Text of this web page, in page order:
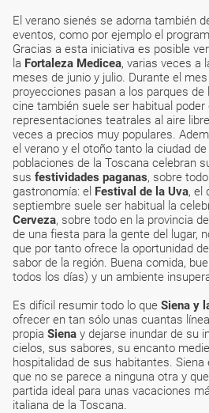
El verano sienés se adorna también
eventos, como por ejemplo el
Gracias a esta iniciativa es posible
la Fortaleza Medicea, varias veces a
meses de junio y julio. Durante el
proyecciones pasan a los parques de
cine también suele ser habitual
representaciones teatrales al aire
veces a precios muy populares.
el verano y el otoño tanto la ciudad de
poblaciones de la Toscana celebran
sus festividades paganas, sobre
gastronomía: el Festival de la Uva, el
septiembre suele ser habitual la
Cerveza, sobre todo en la provincia
de una fiesta para la gente del lugar,
que por tanto ofrece la oportunidad
sabor de la región. Buena comida,
todos los días) y un ambiente
Es difícil resumir todo lo que Siena y
ofrecer en tan sólo unas cuantas
propia Siena y dejarse inundar de su
cielos, sus sabores, su encanto
hospitalidad de sus habitantes. Siena
que no se parece a ninguna otra y
partida ideal para unas vacaciones
italiana de la Toscana.